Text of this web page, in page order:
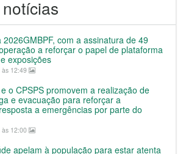
com a assinatura de 49
a reforçar o papel de plataforma
exposições
12:49
o CPSPS promovem a realização de
e evacuação para reforçar a
a emergências por parte do
12:00
apelam à população para estar atenta